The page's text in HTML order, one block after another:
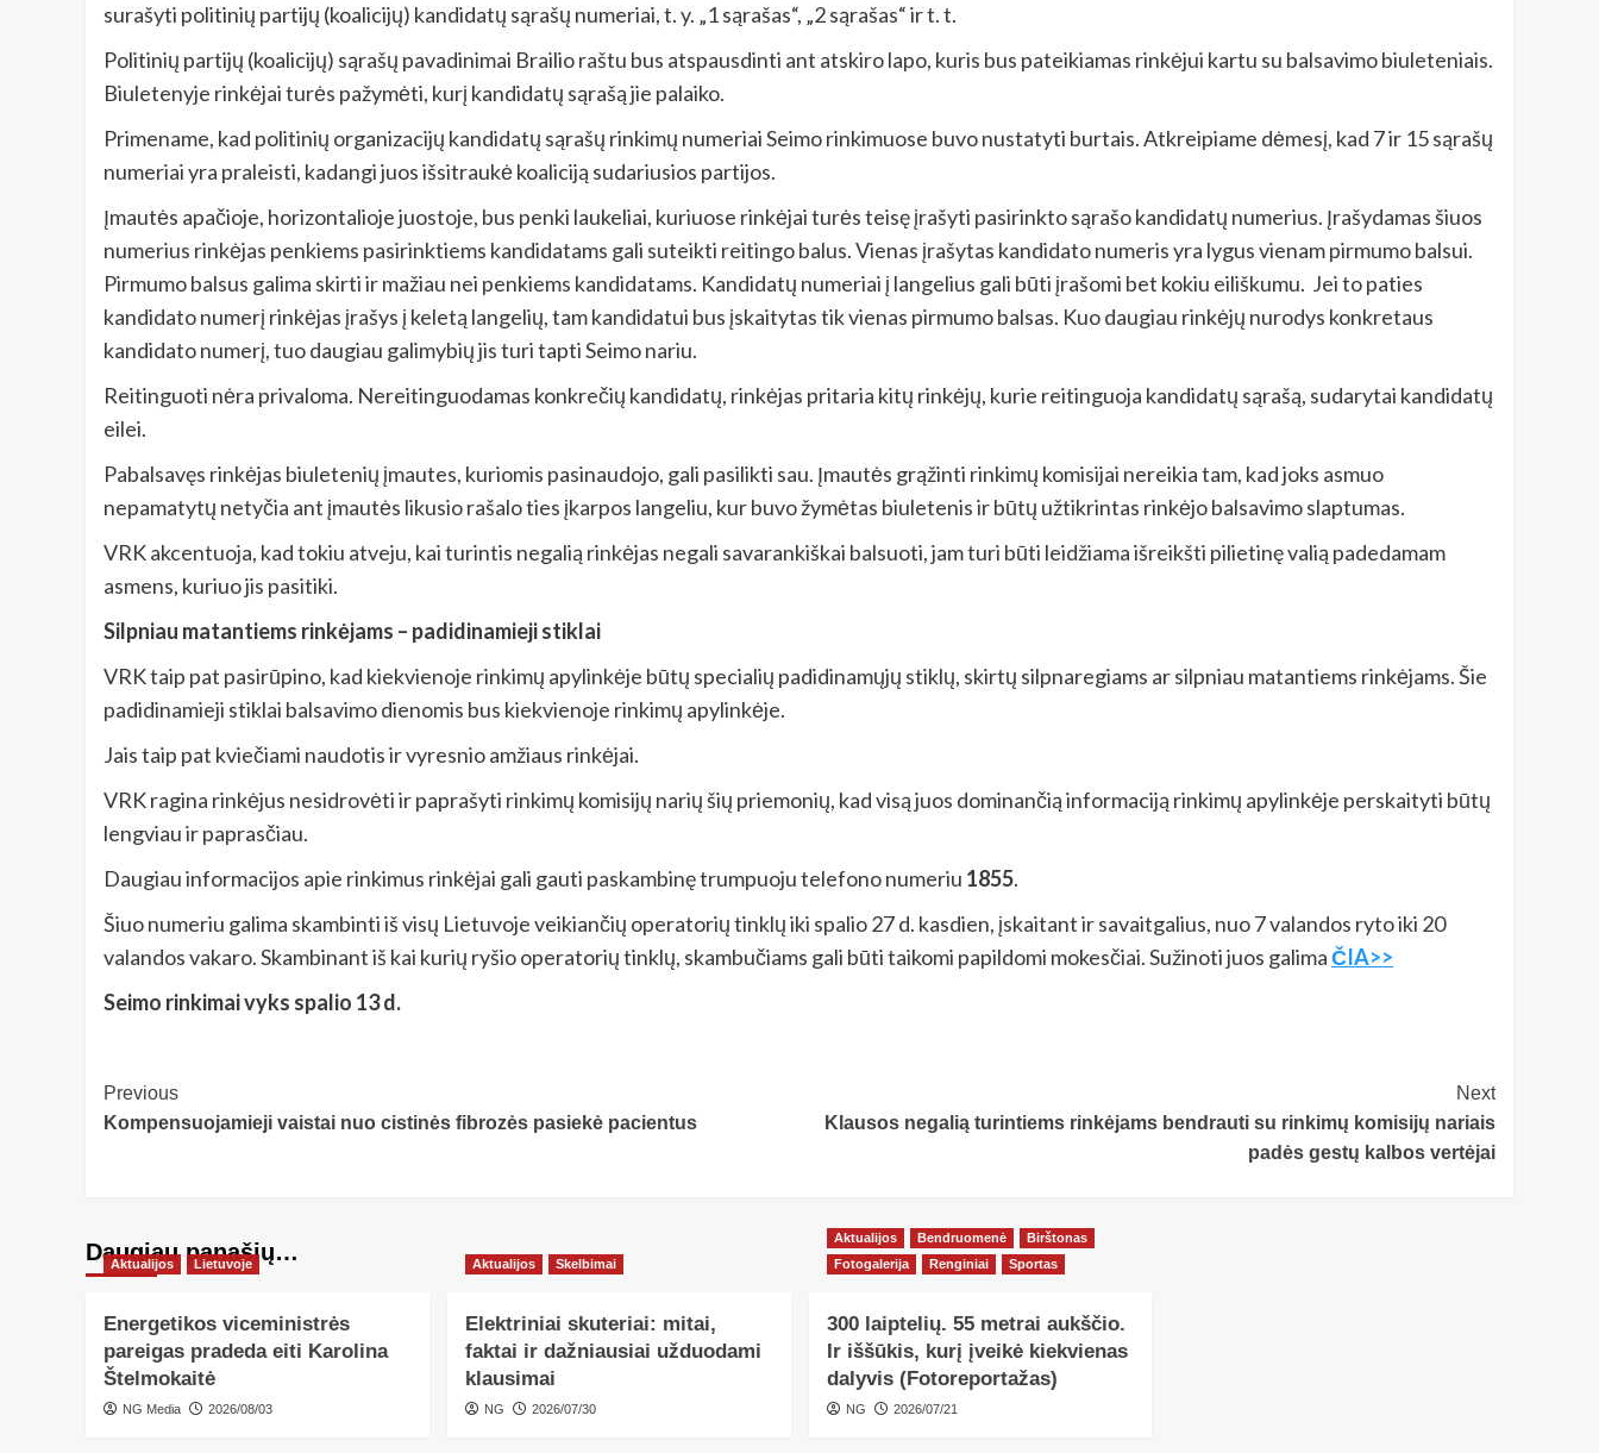
surašyti politinių partijų (koalicijų) kandidatų sąrašų numeriai, t. y. „1 sąrašas“, „2 sąrašas“ ir t. t.
Politinių partijų (koalicijų) sąrašų pavadinimai Brailio raštu bus atspausdinti ant atskiro lapo, kuris bus pateikiamas rinkėjui kartu su balsavimo biuleteniais.
Biuletenyje rinkėjai turės pažymėti, kurį kandidatų sąrašą jie palaiko.
Primename, kad politinių organizacijų kandidatų sąrašų rinkimų numeriai Seimo rinkimuose buvo nustatyti burtais. Atkreipiame dėmesį, kad 7 ir 15 sąrašų
numeriai yra praleisti, kadangi juos išsitraukė koaliciją sudariusios partijos.
Įmautės apačioje, horizontalioje juostoje, bus penki laukeliai, kuriuose rinkėjai turės teisę įrašyti pasirinkto sąrašo kandidatų numerius. Įrašydamas šiuos
numerius rinkėjas penkiems pasirinktiems kandidatams gali suteikti reitingo balus. Vienas įrašytas kandidato numeris yra lygus vienam pirmumo balsui.
Pirmumo balsus galima skirti ir mažiau nei penkiems kandidatams. Kandidatų numeriai į langelius gali būti įrašomi bet kokiu eiliškumu. Jei to paties
kandidato numerį rinkėjas įrašys į keletą langelių, tam kandidatui bus įskaitytas tik vienas pirmumo balsas. Kuo daugiau rinkėjų nurodys konkretaus
kandidato numerį, tuo daugiau galimybių jis turi tapti Seimo nariu.
Reitinguoti nėra privaloma. Nereitinguodamas konkrečių kandidatų, rinkėjas pritaria kitų rinkėjų, kurie reitinguoja kandidatų sąrašą, sudarytai kandidatų
eilei.
Pabalsavęs rinkėjas biuletenių įmautes, kuriomis pasinaudojo, gali pasilikti sau. Įmautės grąžinti rinkimų komisijai nereikia tam, kad joks asmuo
nepamatytų netyčia ant įmautės likusio rašalo ties įkarpos langeliu, kur buvo žymėtas biuletenis ir būtų užtikrintas rinkėjo balsavimo slaptumas.
VRK akcentuoja, kad tokiu atveju, kai turintis negalią rinkėjas negali savarankiškai balsuoti, jam turi būti leidžiama išreikšti pilietinę valią padedamam
asmens, kuriuo jis pasitiki.
Silpniau matantiems rinkėjams – padidinamieji stiklai
VRK taip pat pasirūpino, kad kiekvienoje rinkimų apylinkėje būtų specialių padidinamųjų stiklų, skirtų silpnaregiams ar silpniau matantiems rinkėjams. Šie
padidinamieji stiklai balsavimo dienomis bus kiekvienoje rinkimų apylinkėje.
Jais taip pat kviečiami naudotis ir vyresnio amžiaus rinkėjai.
VRK ragina rinkėjus nesidrovėti ir paprašyti rinkimų komisijų narių šių priemonių, kad visą juos dominančią informaciją rinkimų apylinkėje perskaityti būtų
lengviau ir paprasčiau.
Daugiau informacijos apie rinkimus rinkėjai gali gauti paskambinę trumpuoju telefono numeriu 1855.
Šiuo numeriu galima skambinti iš visų Lietuvoje veikiančių operatorių tinklų iki spalio 27 d. kasdien, įskaitant ir savaitgalius, nuo 7 valandos ryto iki 20
valandos vakaro. Skambinant iš kai kurių ryšio operatorių tinklų, skambučiams gali būti taikomi papildomi mokesčiai. Sužinoti juos galimaČIA>>
Seimo rinkimai vyks spalio 13 d.
Post
Navigation
Previous
Kompensuojamieji vaistai nuo cistinės fibrozės pasiekė pacientus
Next
Klausos negalią turintiems rinkėjams bendrauti su rinkimų komisijų nariais
padės gestų kalbos vertėjai
Daugiau panašių…
Aktualijos Lietuvoje
Energetikos viceministrės
pareigas pradeda eiti Karolina
Štelmokaitė
NG Media 2026/08/03
Aktualijos Skelbimai
Elektriniai skuteriai: mitai,
faktai ir dažniausiai užduodami
klausimai
NG 2026/07/30
Aktualijos Bendruomenė
Birštonas
Fotogalerija
Renginiai Sportas
300 laiptelių. 55 metrai aukščio.
Ir iššūkis, kurį įveikė kiekvienas
dalyvis (Fotoreportažas)
NG 2026/07/21